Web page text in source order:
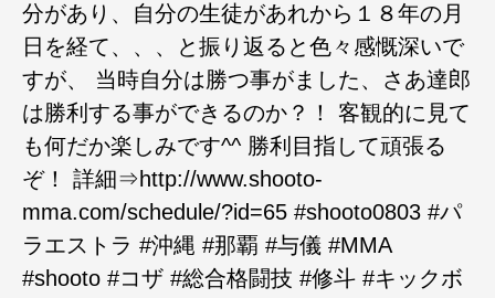
分があり、自分の生徒があれから１８年の月
日を経て、、、と振り返ると色々感慨深いで
すが、 当時自分は勝つ事がました、さあ達郎
は勝利する事ができるのか？！ 客観的に見て
も何だか楽しみです^^ 勝利目指して頑張る
ぞ！ 詳細⇒http://www.shooto-
mma.com/schedule/?id=65 #shooto0803 #パ
ラエストラ #沖縄 #那覇 #与儀 #MMA
#shooto #コザ #総合格闘技 #修斗 #キックボ